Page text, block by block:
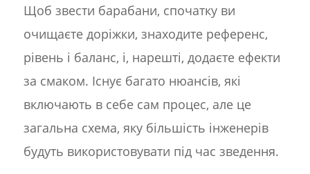
Щоб звести барабани, спочатку ви
очищаєте доріжки, знаходите референс,
рівень і баланс, і, нарешті, додаєте ефекти
за смаком. Існує багато нюансів, які
включають в себе сам процес, але це
загальна схема, яку більшість інженерів
будуть використовувати під час зведення.